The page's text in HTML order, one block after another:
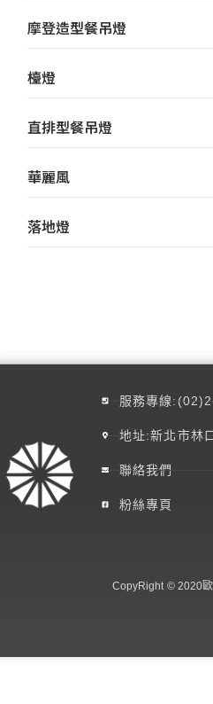
摩登造型餐吊燈
檯燈
直排型餐吊燈
華麗風
落地燈
服務專線
地址:新北市林
聯絡我們
粉絲專頁
CopyRight © 2020